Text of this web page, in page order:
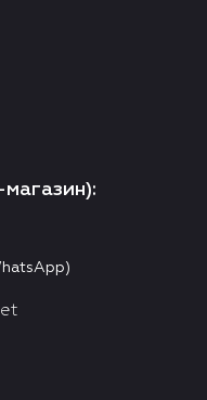
магазин):